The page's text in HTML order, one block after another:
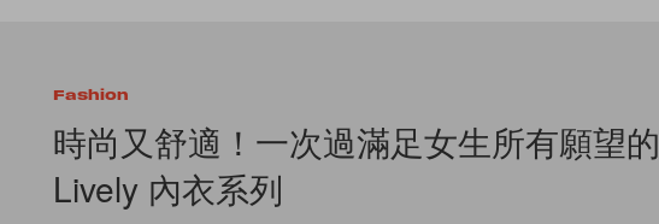
Fashion
時尚又舒適！一次過滿足女生所有願望的
Lively 內衣系列